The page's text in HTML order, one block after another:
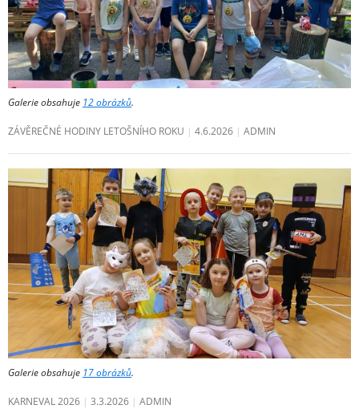
Galerie obsahuje 12 obrázků.
ZÁVĚREČNÉ HODINY LETOŠNÍHO ROKU 4.6.2026 ADMIN
Galerie obsahuje 17 obrázků.
KARNEVAL 2026 3.3.2026 ADMIN